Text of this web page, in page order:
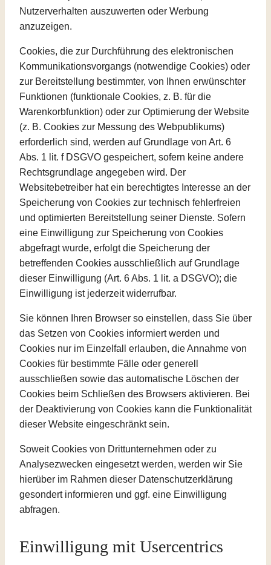
Nutzerverhalten auszuwerten oder Werbung
anzuzeigen.
Cookies, die zur Durchführung des elektronischen
Kommunikationsvorgangs (notwendige Cookies) oder
zur Bereitstellung bestimmter, von Ihnen erwünschter
Funktionen (funktionale Cookies, z. B. für die
Warenkorbfunktion) oder zur Optimierung der Website
(z. B. Cookies zur Messung des Webpublikums)
erforderlich sind, werden auf Grundlage von Art. 6
Abs. 1 lit. f DSGVO gespeichert, sofern keine andere
Rechtsgrundlage angegeben wird. Der
Websitebetreiber hat ein berechtigtes Interesse an der
Speicherung von Cookies zur technisch fehlerfreien
und optimierten Bereitstellung seiner Dienste. Sofern
eine Einwilligung zur Speicherung von Cookies
abgefragt wurde, erfolgt die Speicherung der
betreffenden Cookies ausschließlich auf Grundlage
dieser Einwilligung (Art. 6 Abs. 1 lit. a DSGVO); die
Einwilligung ist jederzeit widerrufbar.
Sie können Ihren Browser so einstellen, dass Sie über
das Setzen von Cookies informiert werden und
Cookies nur im Einzelfall erlauben, die Annahme von
Cookies für bestimmte Fälle oder generell
ausschließen sowie das automatische Löschen der
Cookies beim Schließen des Browsers aktivieren. Bei
der Deaktivierung von Cookies kann die Funktionalität
dieser Website eingeschränkt sein.
Soweit Cookies von Drittunternehmen oder zu
Analysezwecken eingesetzt werden, werden wir Sie
hierüber im Rahmen dieser Datenschutzerklärung
gesondert informieren und ggf. eine Einwilligung
abfragen.
Einwilligung mit Usercentrics